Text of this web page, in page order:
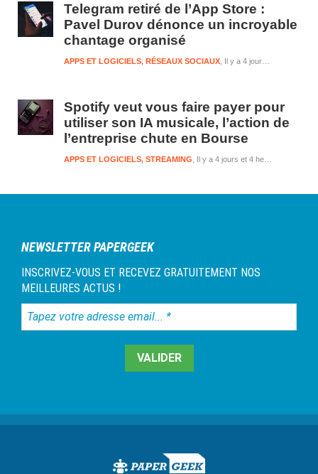
Telegram retiré de l’App Store :
Pavel Durov dénonce un incroyable
chantage organisé
Il y a 4 jours et 4 heures
APPS ET LOGICIELS, RÉSEAUX SOCIAUX
Spotify veut vous faire payer pour
utiliser son IA musicale, l’action de
l’entreprise chute en Bourse
Il y a 4 jours et 4 heures
APPS ET LOGICIELS, STREAMING
NEWSLETTER PAPERGEEK
INSCRIVEZ-VOUS ET RECEVEZ GRATUITEMENT NOS
MEILLEURES ACTUS !
Tapez
votre